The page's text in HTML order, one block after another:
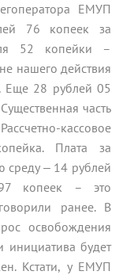
ЕМУП
76 копеек за
52 копейки –
нашего действия
Еще 28 рублей 05
часть
кассовое
Плата за
среду ‒ 14 рублей
копеек – это
ранее. В
освобождения
инициатива будет
Кстати, у ЕМУП